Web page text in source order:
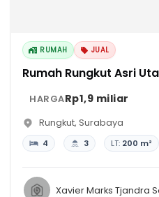
RUMAH JUAL
Rumah Rungkut Asri
HARGARp1,9 miliar
Rungkut, Surabaya
4 3 LT: 200 m²
Xavier Marks Tjandra